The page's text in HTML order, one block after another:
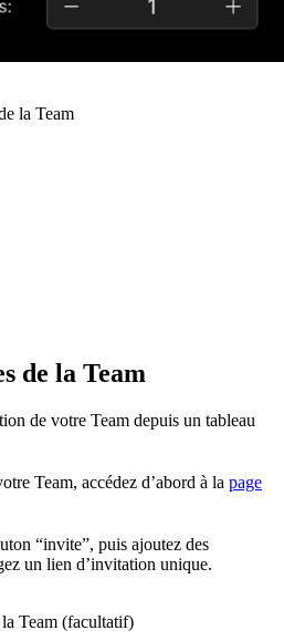
la Team
de la Team
de votre Team depuis un tableau
Team, accédez d’abord à la page
“invite”, puis ajoutez des
un lien d’invitation unique.
Team (facultatif)